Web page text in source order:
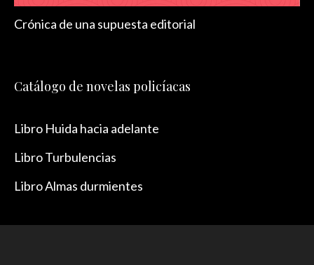
Crónica de una supuesta editorial
Catálogo de novelas policíacas
Libro Huida hacia adelante
Libro Turbulencias
Libro Almas durmientes